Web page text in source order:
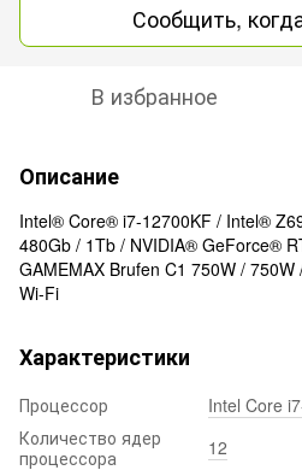
Сообщить,
В избранное
Описание
Intel® Core® i7-12700KF / Intel®
480Gb / 1Tb / NVIDIA® GeForce®
GAMEMAX Brufen C1 750W /
Wi-Fi
Характеристики
Процессор
Intel Core
Количество ядер
процессора
12